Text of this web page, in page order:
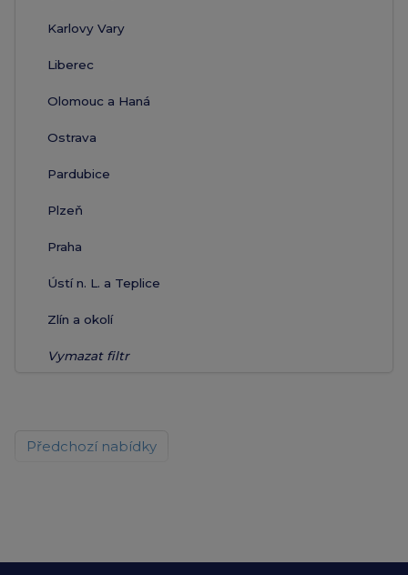
Karlovy Vary
Liberec
Olomouc a Haná
Ostrava
Pardubice
Plzeň
Praha
Ústí n. L. a Teplice
Zlín a okolí
Vymazat filtr
Předchozí nabídky